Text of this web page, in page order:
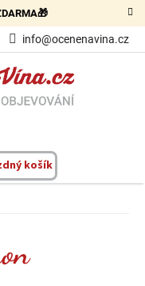
info@ocenenavina.cz
košík